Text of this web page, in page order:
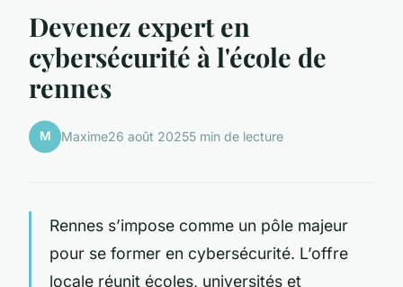
Devenez expert en
cybersécurité à l'école de
rennes
M Maxime26 août 20255 min de lecture
Rennes s’impose comme un pôle majeur
pour se former en cybersécurité. L’offre
locale réunit écoles, universités et